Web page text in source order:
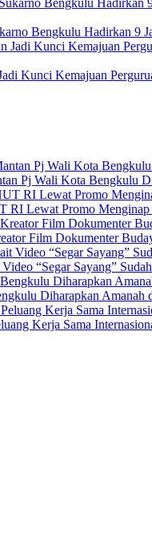
Bengkulu Hadirkan 9
Kunci Kemajuan
Pj Wali Kota Bengkulu
RI Lewat Promo
Film Dokumenter
“Segar Sayang”
Diharapkan Amanah
Kerja Sama